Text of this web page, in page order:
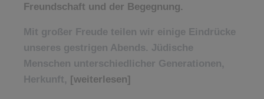
Freundschaft und der Begegnung.
Mit großer Freude teilen wir einige Eindrücke
unseres gestrigen Abends. Jüdische
Menschen unterschiedlicher Generationen,
Herkunft, [weiterlesen]